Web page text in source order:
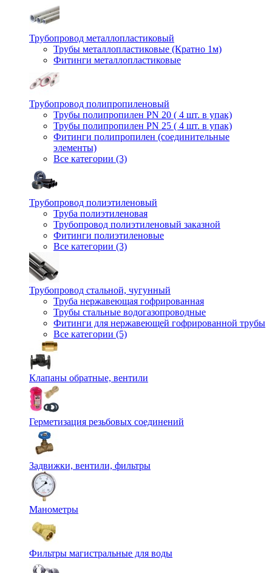
Трубопровод металлопластиковый
Трубы металлопластиковые (Кратно 1м)
Фитинги металлопластиковые
Трубопровод полипропиленовый
Трубы полипропилен PN 20 ( 4 шт. в упак)
Трубы полипропилен PN 25 ( 4 шт. в упак)
Фитинги полипропилен (cоединительные
элементы)
Все категории (3)
Трубопровод полиэтиленовый
Труба полиэтиленовая
Трубопровод полиэтиленовый заказной
Фитинги полиэтиленовые
Все категории (3)
Трубопровод стальной, чугунный
Труба нержавеющая гофрированная
Трубы стальные водогазопроводные
Фитинги для нержавеющей гофрированной трубы
Все категории (5)
Клапаны обратные, вентили
Герметизация резьбовых соединений
Задвижки, вентили, фильтры
Манометры
Фильтры магистральные для воды